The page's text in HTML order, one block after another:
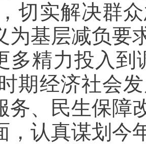
切实解决群
为基层减负要
多精力投入到
期经济社会
务、民生保障
，认真谋划今